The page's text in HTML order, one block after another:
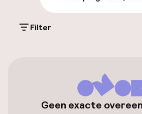
Parkeren & mobiliteit
Overal
Filter
Geen exacte